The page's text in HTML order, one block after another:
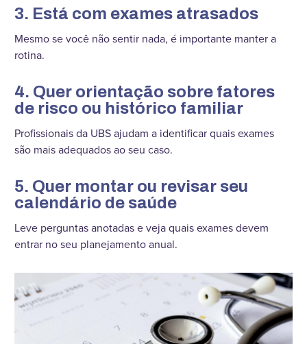
3. Está com exames atrasados
Mesmo se você não sentir nada, é importante manter a
rotina.
4. Quer orientação sobre fatores
de risco ou histórico familiar
Profissionais da UBS ajudam a identificar quais exames
são mais adequados ao seu caso.
5. Quer montar ou revisar seu
calendário de saúde
Leve perguntas anotadas e veja quais exames devem
entrar no seu planejamento anual.